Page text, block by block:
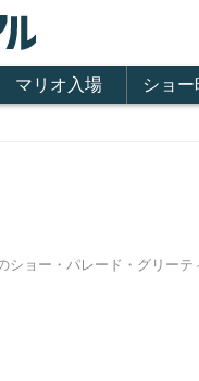
マリオ入場 ショ
ョー・パレード・グリー